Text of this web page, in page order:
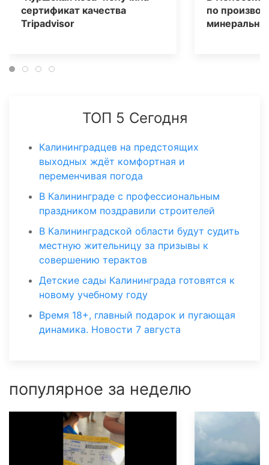
сертификат качества
Tripаdvisor
по
ТОП 5 Сегодня
Калининградцев на предстоящих
выходных ждёт комфортная и
переменчивая погода
В Калининграде с профессиональным
праздником поздравили строителей
В Калининградской области будут судить
местную жительницу за призывы к
совершению терактов
Детские сады Калининграда готовятся к
новому учебному году
Время 18+, главный подарок и пугающая
динамика. Новости 7 августа
популярное за неделю